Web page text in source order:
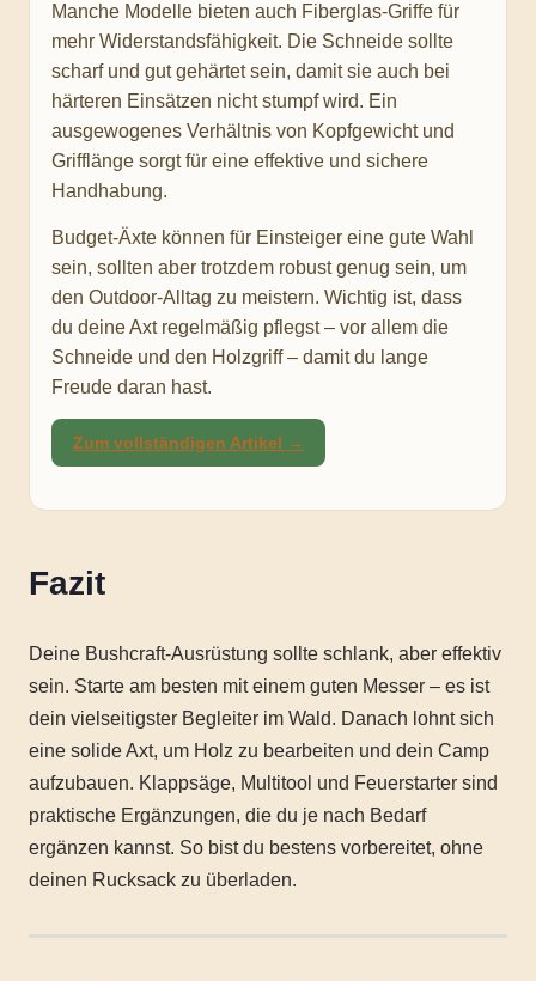
Manche Modelle bieten auch Fiberglas-Griffe für
mehr Widerstandsfähigkeit. Die Schneide sollte
scharf und gut gehärtet sein, damit sie auch bei
härteren Einsätzen nicht stumpf wird. Ein
ausgewogenes Verhältnis von Kopfgewicht und
Grifflänge sorgt für eine effektive und sichere
Handhabung.
Budget-Äxte können für Einsteiger eine gute Wahl
sein, sollten aber trotzdem robust genug sein, um
den Outdoor-Alltag zu meistern. Wichtig ist, dass
du deine Axt regelmäßig pflegst – vor allem die
Schneide und den Holzgriff – damit du lange
Freude daran hast.
Zum vollständigen Artikel →
Fazit
Deine Bushcraft-Ausrüstung sollte schlank, aber effektiv
sein. Starte am besten mit einem guten Messer – es ist
dein vielseitigster Begleiter im Wald. Danach lohnt sich
eine solide Axt, um Holz zu bearbeiten und dein Camp
aufzubauen. Klappsäge, Multitool und Feuerstarter sind
praktische Ergänzungen, die du je nach Bedarf
ergänzen kannst. So bist du bestens vorbereitet, ohne
deinen Rucksack zu überladen.